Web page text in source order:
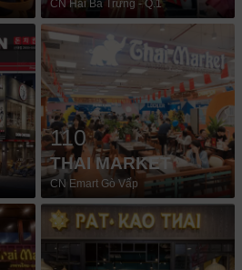
CN Hai Bà Trưng - Q.1
110
THAI MARKET
CN Emart Gò Vấp